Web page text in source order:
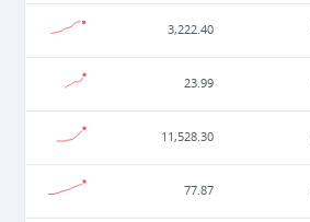
3,222.40
23.99
11,528.30
77.87